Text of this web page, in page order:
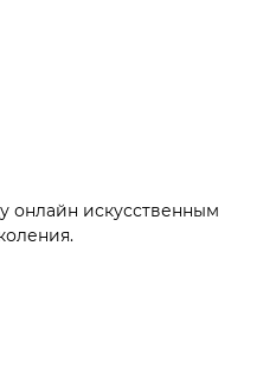
онлайн искусственным